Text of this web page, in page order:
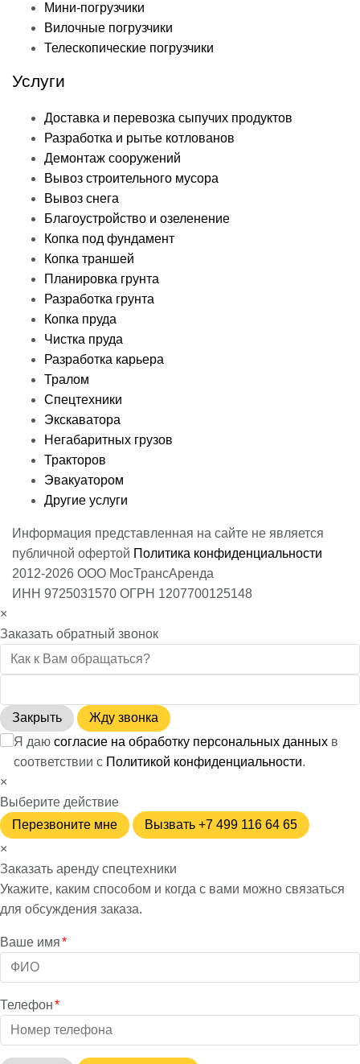
Мини-погрузчики
Вилочные погрузчики
Телескопические погрузчики
Услуги
Доставка и перевозка сыпучих продуктов
Разработка и рытье котлованов
Демонтаж сооружений
Вывоз строительного мусора
Вывоз снега
Благоустройство и озеленение
Копка под фундамент
Копка траншей
Планировка грунта
Разработка грунта
Копка пруда
Чистка пруда
Разработка карьера
Тралом
Спецтехники
Экскаватора
Негабаритных грузов
Тракторов
Эвакуатором
Другие услуги
Информация представленная на сайте не является
публичной офертой Политика конфиденциальности
2012-2026 ООО МосТрансАренда
ИНН 9725031570 ОГРН 1207700125148
×
Заказать обратный звонок
Закрыть
Жду звонка
Я даю согласие на обработку персональных данных в
соответствии с Политикой конфиденциальности.
×
Выберите действие
Перезвоните мне
Вызвать +7 499 116 64 65
×
Заказать аренду спецтехники
Укажите, каким способом и когда с вами можно связаться
для обсуждения заказа.
Ваше имя*
Телефон*